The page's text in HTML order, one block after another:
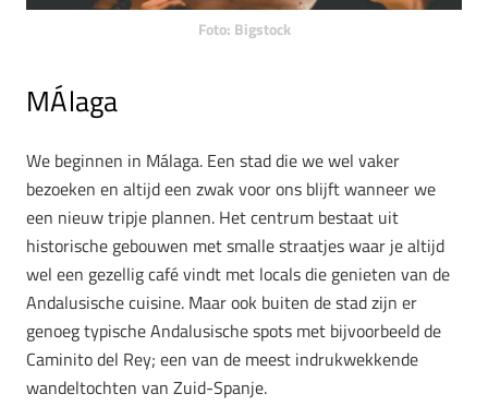
Foto: Bigstock
MÁlaga
We beginnen in Málaga. Een stad die we wel vaker
bezoeken en altijd een zwak voor ons blijft wanneer we
een nieuw tripje plannen. Het centrum bestaat uit
historische gebouwen met smalle straatjes waar je altijd
wel een gezellig café vindt met locals die genieten van de
Andalusische cuisine. Maar ook buiten de stad zijn er
genoeg typische Andalusische spots met bijvoorbeeld de
Caminito del Rey; een van de meest indrukwekkende
wandeltochten van Zuid-Spanje.